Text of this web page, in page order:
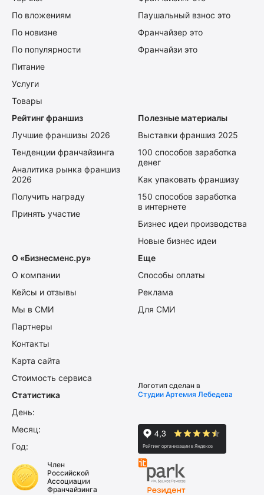
По вложениям
По новизне
По популярности
Питание
Услуги
Товары
Паушальный взнос это
Франчайзер это
Франчайзи это
Рейтинг франшиз
Лучшие франшизы 2026
Тенденции франчайзинга
Аналитика рынка франшиз
2026
Получить награду
Принять участие
Полезные материалы
Выставки франшиз 2025
100 способов заработка
денег
Как упаковать франшизу
150 способов заработка
в интернете
Бизнес идеи производства
Новые бизнес идеи
О «Бизнесменс.ру»
О компании
Кейсы и отзывы
Мы в СМИ
Партнеры
Контакты
Карта сайта
Стоимость сервиса
Еще
Способы оплаты
Реклама
Для СМИ
Статистика
День:
Месяц:
Год:
Логотип сделан в
Студии Артемия Лебедева
Член
Российской
Ассоциации
Франчайзинга